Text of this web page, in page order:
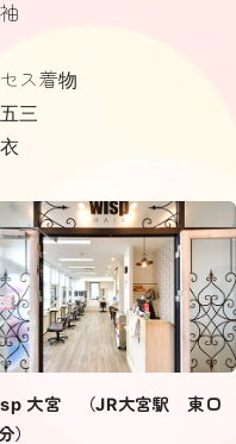
ス着物
三
大宮 （JR大宮駅 東口
）